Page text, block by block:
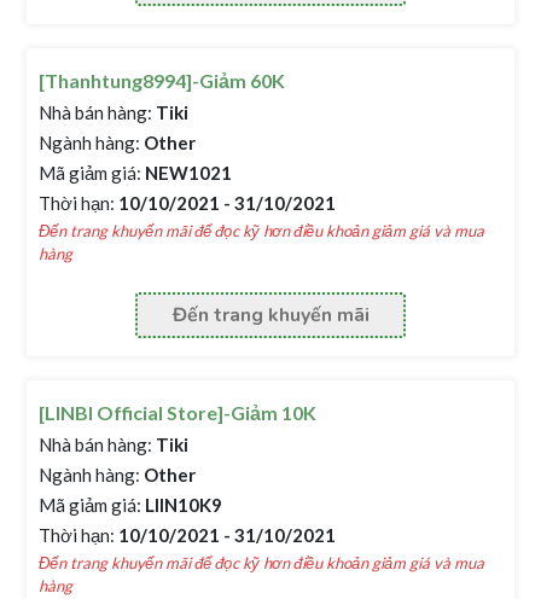
[Thanhtung8994]-Giảm 60K
Nhà bán hàng: Tiki
Ngành hàng: Other
Mã giảm giá: NEW1021
Thời hạn: 10/10/2021 - 31/10/2021
Đến trang khuyến mãi để đọc kỹ hơn điều khoản giảm giá và mua
hàng
Đến trang khuyến mãi
[LINBI Official Store]-Giảm 10K
Nhà bán hàng: Tiki
Ngành hàng: Other
Mã giảm giá: LIIN10K9
Thời hạn: 10/10/2021 - 31/10/2021
Đến trang khuyến mãi để đọc kỹ hơn điều khoản giảm giá và mua
hàng